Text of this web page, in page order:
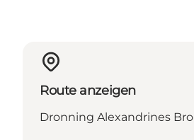
Route anzeigen
Dronning Alexandrines Bro